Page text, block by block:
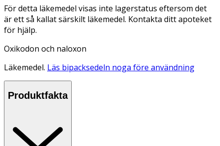
För detta läkemedel visas inte lagerstatus eftersom det
är ett så kallat särskilt läkemedel. Kontakta ditt apoteket
för hjälp.
Oxikodon och naloxon
Läkemedel. Läs bipacksedeln noga före användning
Produktfakta